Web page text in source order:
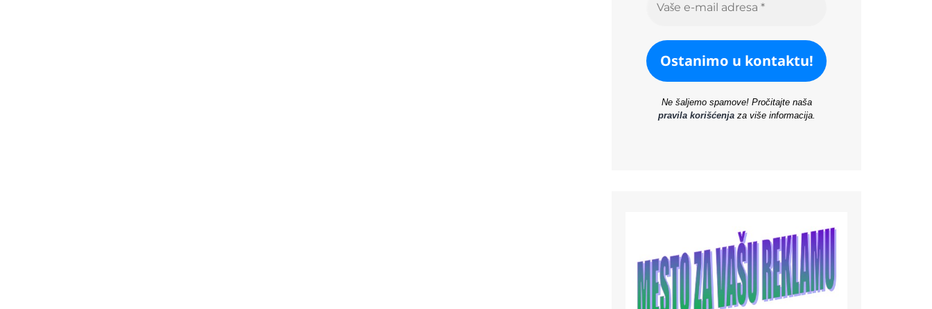
Ne šaljemo spamove! Pročitajte naša
pravila korišćenjaza više informacija.